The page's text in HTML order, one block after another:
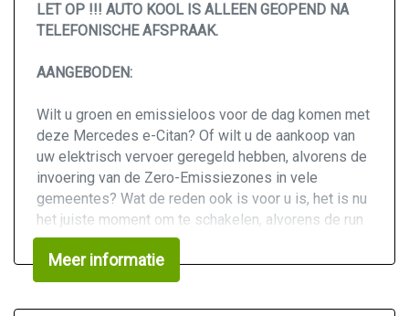
LET OP !!! AUTO KOOL IS ALLEEN GEOPEND NA
TELEFONISCHE AFSPRAAK.
AANGEBODEN:
Wilt u groen en emissieloos voor de dag komen met
deze Mercedes e-Citan? Of wilt u de aankoop van
uw elektrisch vervoer geregeld hebben, alvorens de
invoering van de Zero-Emissiezones in vele
gemeentes? Wat de reden ook is voor u is, het is nu
het juiste moment om te schakelen, alvorens de run
op elektrische (bedrijfs)auto's definitief begint, en
de prijzen de lucht in zullen schieten.
Meer informatie